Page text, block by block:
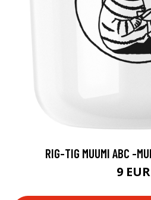
RIG-TIG MUUMI ABC -
9 EUR